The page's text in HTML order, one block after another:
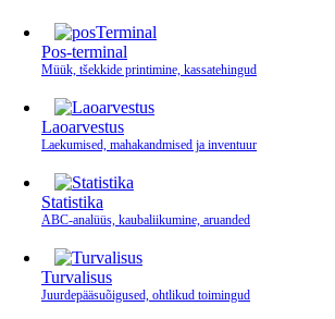
Pos-terminal
Müük, tšekkide printimine, kassatehingud
Laoarvestus
Laekumised, mahakandmised ja inventuur
Statistika
ABC-analüüs, kaubaliikumine, aruanded
Turvalisus
Juurdepääsuõigused, ohtlikud toimingud